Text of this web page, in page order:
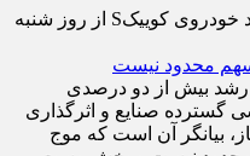
طرح فروش مشارکت در تولید خودروی کوییکS از روز شنبه
سهم محدود نیست
رشد بیش از دو درصدی
صنایع و اثرگذاری
بیانگر آن است که موج